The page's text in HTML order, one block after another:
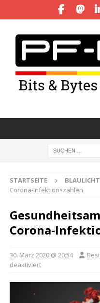
STARTSEITE BLAULICHT
Corona-Infektionszahlen
Corona-
30. März 2020 @ 20:54
deaktiviert